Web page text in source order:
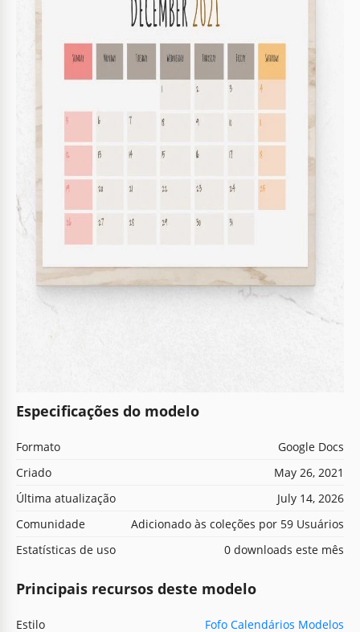
Especificações do modelo
Formato
Google Docs
Criado
May 26, 2021
Última atualização
July 14, 2026
Comunidade
Adicionado às coleções por 59 Usuários
Estatísticas de uso
0 downloads este mês
Principais recursos deste modelo
Estilo Fofo Calendários Modelos